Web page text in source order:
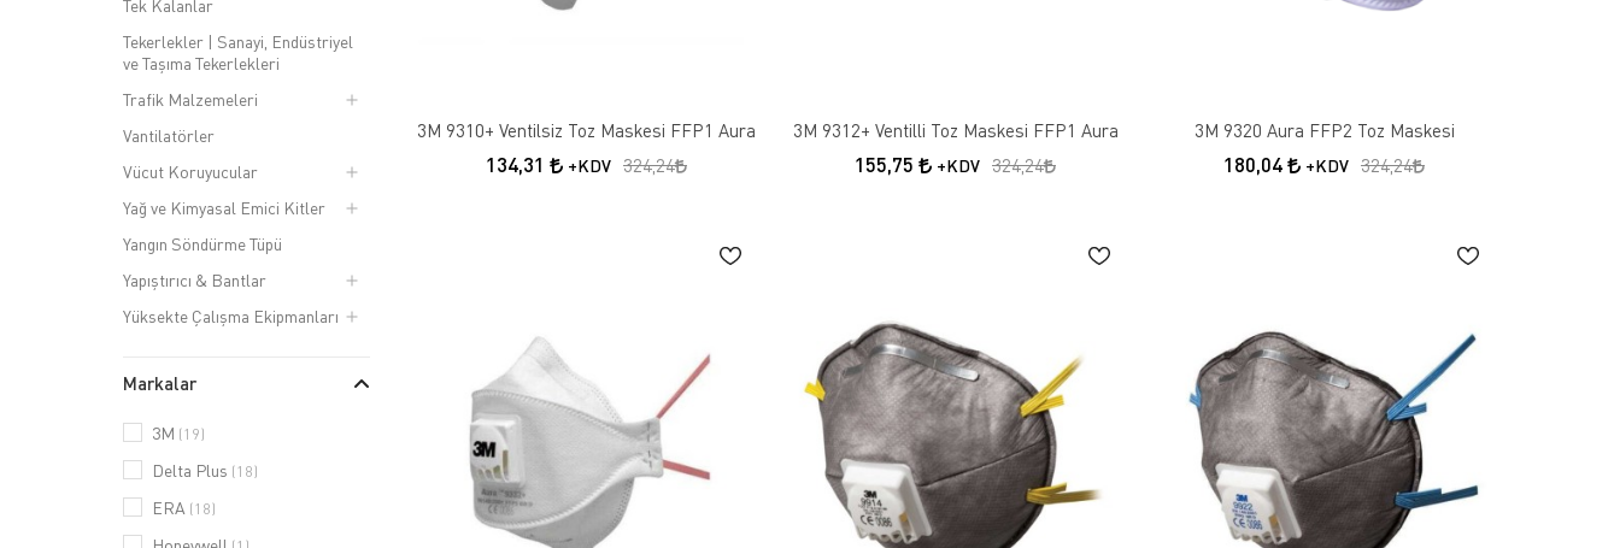
Tek Kalanlar
Tekerlekler | Sanayi, Endüstriyel
ve Taşıma Tekerlekleri
Trafik Malzemeleri
Vantilatörler
Vücut Koruyucular
Yağ ve Kimyasal Emici Kitler
Yangın Söndürme Tüpü
Yapıştırıcı & Bantlar
Yüksekte Çalışma Ekipmanları
Markalar
3M (19)
Delta Plus (18)
ERA (18)
3M 9310+ Ventilsiz Toz Maskesi FFP1 Aura
134,31 +KDV 324,24
3M 9312+ Ventilli Toz Maskesi FFP1 Aura
155,75 +KDV 324,24
3M 9320 Aura FFP2 Toz Maskesi
180,04 +KDV 324,24